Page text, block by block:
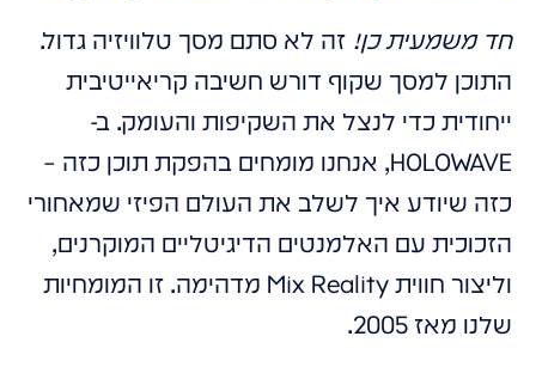
חד משמעית כן! זה לא סתם מסך טלוויזיה גדול.
התוכן למסך שקוף דורש חשיבה קריאייטיבית
ייחודית כדי לנצל את השקיפות והעומק. ב-
HOLOWAVE, אנחנו מומחים בהפקת תוכן כזה –
כזה שיודע איך לשלב את העולם הפיזי שמאחורי
הזכוכית עם האלמנטים הדיגיטליים המוקרנים,
וליצור חווית Mix Reality מדהימה. זו המומחיות
שלנו מאז 2005.